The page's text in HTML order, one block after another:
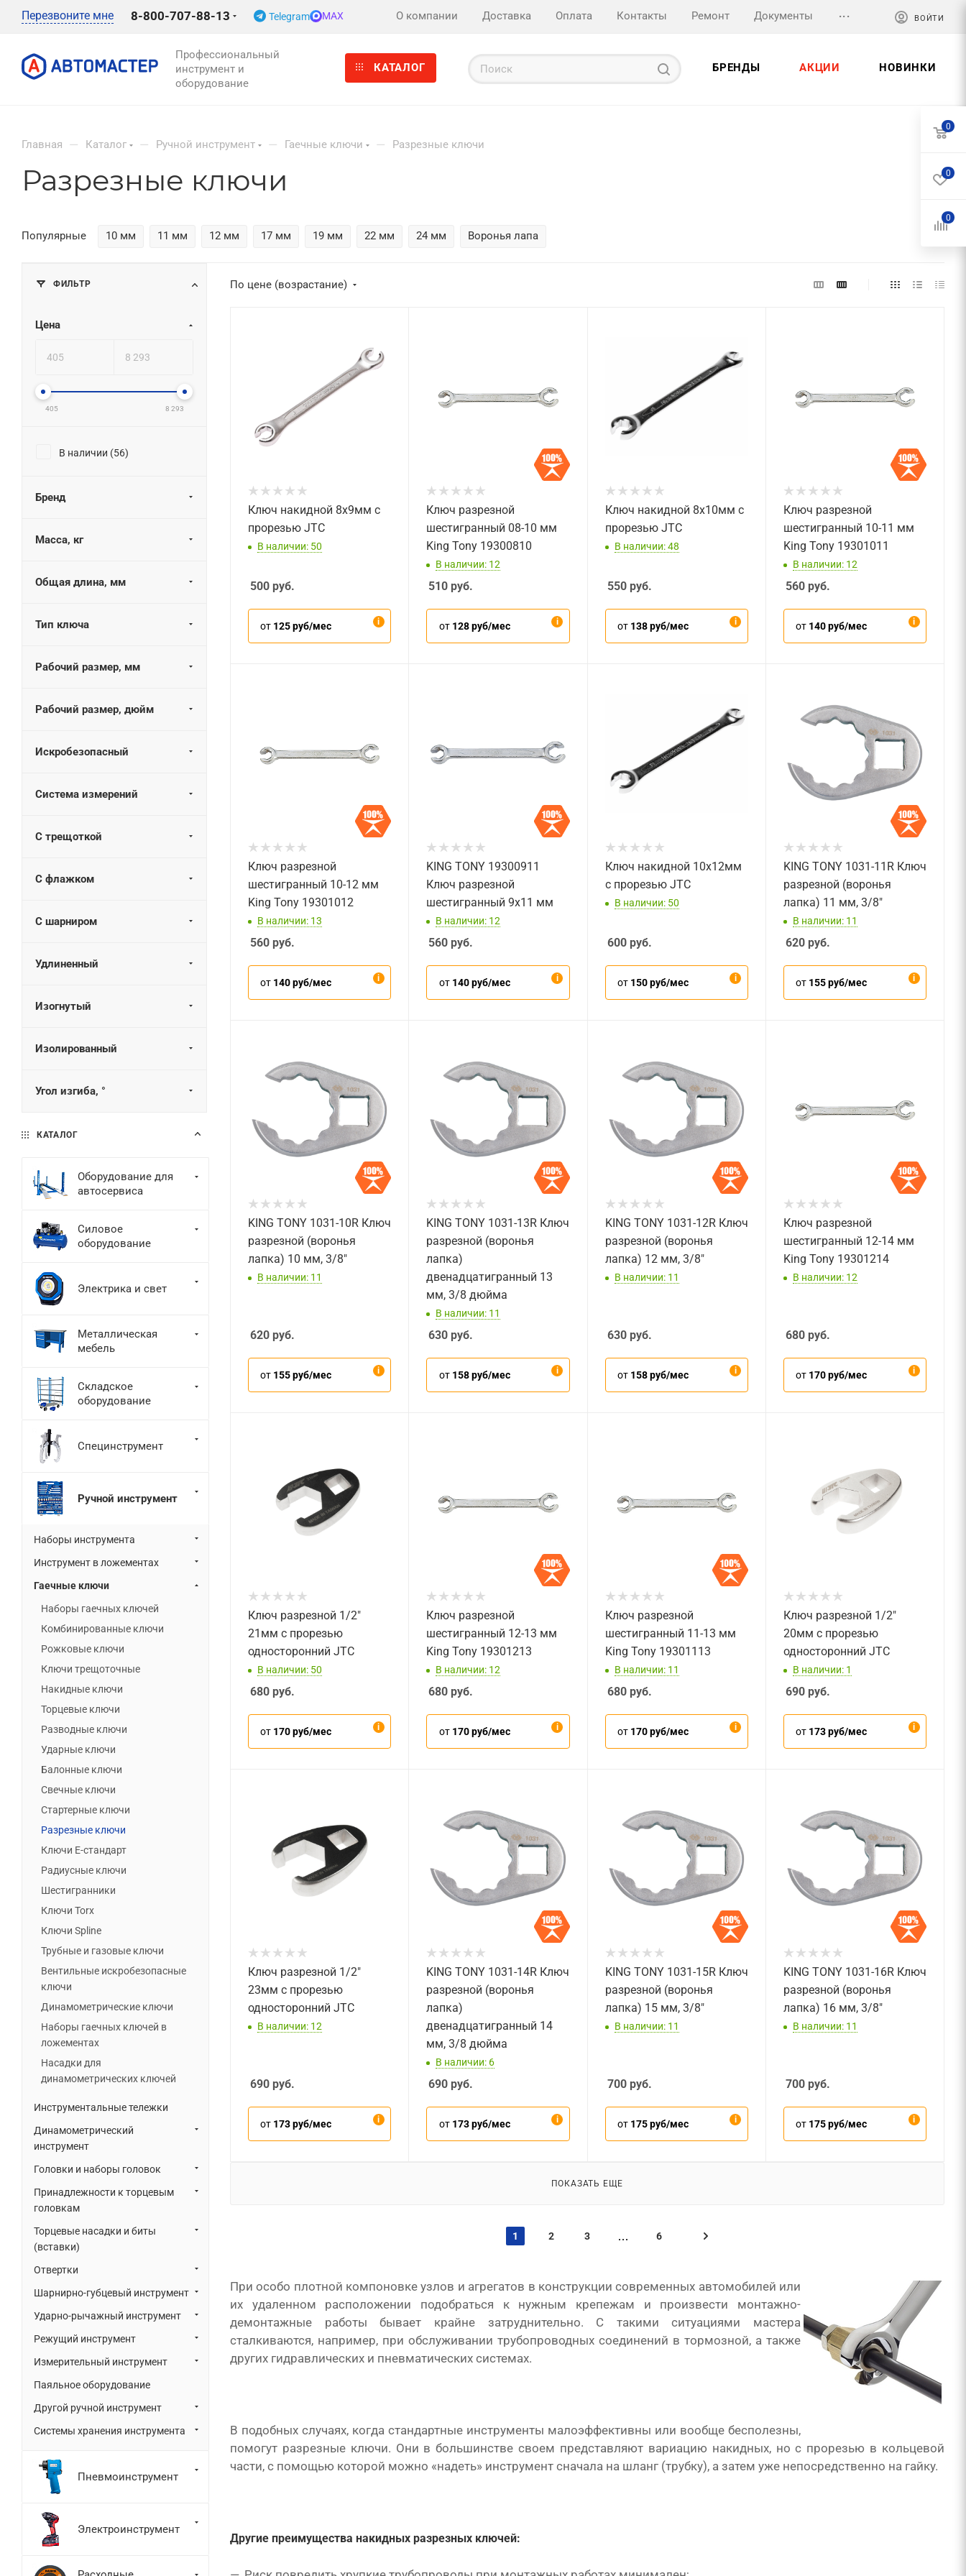
Перезвоните мне 8-800-707-88-13 Telegram MAX О компании Доставка Оплата Контакты Ремонт Документы ... ВОЙТИ
Профессиональный
инструмент и
оборудование
КАТАЛОГ БРЕНДЫ АКЦИИ НОВИНКИ
Главная — Каталог — Ручной инструмент — Гаечные ключи — Разрезные ключи
Разрезные ключи
Популярные 10 мм 11 мм 12 мм 17 мм 19 мм 22 мм 24 мм Воронья лапа
По цене (возрастание)
Ключ накидной 8х9мм с
прорезью JTC
В наличии: 50
500 руб.
от 125 руб/мес
Ключ разрезной
шестигранный 08-10 мм
King Tony 19300810
В наличии: 12
510 руб.
от 128 руб/мес
Ключ накидной 8х10мм с
прорезью JTC
В наличии: 48
550руб.
от 138 руб/мес
Ключ разрезной
шестигранный 10-11 мм
King Tony 19301011
В наличии: 12
560руб.
от 140 руб/мес
Ключ разрезной
шестигранный 10-12 мм
King Tony 19301012
В наличии: 13
560 руб.
от 140 руб/мес
KING TONY 19300911
Ключ разрезной
шестигранный 9x11 мм
В наличии: 12
560 руб.
от 140 руб/мес
Ключ накидной 10х12мм
с прорезью JTC
В наличии: 50
600руб.
от 150 руб/мес
KING TONY 1031-11R Ключ
разрезной (воронья
лапка) 11 мм, 3/8"
В наличии: 11
620руб.
от 155 руб/мес
KING TONY 1031-10R Ключ
разрезной (воронья
лапка) 10 мм, 3/8"
В наличии: 11
620 руб.
от 155 руб/мес
KING TONY 1031-13R Ключ
разрезной (воронья
лапка)
двенадцатигранный 13
мм, 3/8 дюйма
В наличии: 11
630 руб.
от 158 руб/мес
KING TONY 1031-12R Ключ
разрезной (воронья
лапка) 12 мм, 3/8"
В наличии: 11
630руб.
от 158 руб/мес
Ключ разрезной
шестигранный 12-14 мм
King Tony 19301214
В наличии: 12
680руб.
от 170 руб/мес
Ключ разрезной 1/2"
21мм с прорезью
односторонний JTC
В наличии: 50
680 руб.
от 170 руб/мес
Ключ разрезной
шестигранный 12-13 мм
King Tony 19301213
В наличии: 12
680 руб.
от 170 руб/мес
Ключ разрезной
шестигранный 11-13 мм
King Tony 19301113
В наличии: 11
680руб.
от 170 руб/мес
Ключ разрезной 1/2"
20мм с прорезью
односторонний JTC
В наличии: 1
690руб.
от 173 руб/мес
Ключ разрезной 1/2"
23мм с прорезью
односторонний JTC
В наличии: 12
690 руб.
от 173 руб/мес
KING TONY 1031-14R Ключ
разрезной (воронья
лапка)
двенадцатигранный 14
мм, 3/8 дюйма
В наличии: 6
690 руб.
от 173 руб/мес
KING TONY 1031-15R Ключ
разрезной (воронья
лапка) 15 мм, 3/8"
В наличии: 11
700руб.
от 175 руб/мес
KING TONY 1031-16R Ключ
разрезной (воронья
лапка) 16 мм, 3/8"
В наличии: 11
700руб.
от 175 руб/мес
ПОКАЗАТЬ ЕЩЕ
1 2 3 6
При особо плотной компоновке узлов и агрегатов в конструкции современных автомобилей или
их удаленном расположении подобраться к нужным крепежам и произвести монтажно-
демонтажные работы бывает крайне затруднительно. С такими ситуациями мастера
сталкиваются, например, при обслуживании трубопроводных соединений в тормозной, а также
других гидравлических и пневматических системах.
В подобных случаях, когда стандартные инструменты малоэффективны или вообще бесполезны,
помогут разрезные ключи. Они в большинстве своем представляют вариацию накидных, но с прорезью в кольцевой
части, с помощью которой можно «надеть» инструмент сначала на шланг (трубку), а затем уже непосредственно на гайку.
Другие преимущества накидных разрезных ключей:
КАТАЛОГ
Оборудование для
автосервиса
Силовое
оборудование
Электрика и свет
Металлическая
мебель
Складское
оборудование
Специнструмент
Ручной инструмент
Наборы инструмента
Инструмент в ложементах
Гаечные ключи
Наборы гаечных ключей
Комбинированные ключи
Рожковые ключи
Ключи трещоточные
Накидные ключи
Торцевые ключи
Разводные ключи
Ударные ключи
Балонные ключи
Свечные ключи
Стартерные ключи
Разрезные ключи
Ключи Е-стандарт
Радиусные ключи
Шестигранники
Ключи Torx
Ключи Spline
Трубные и газовые ключи
Вентильные искробезопасные
ключи
Динамометрические ключи
Наборы гаечных ключей в
ложементах
Насадки для
динамометрических ключей
Инструментальные тележки
Динамометрический
инструмент
Головки и наборы головок
Принадлежности к торцевым
головкам
Торцевые насадки и биты
(вставки)
Отвертки
Шарнирно-губцевый инструмент
Ударно-рычажный инструмент
Режущий инструмент
Измерительный инструмент
Паяльное оборудование
Другой ручной инструмент
Системы хранения инструмента
Пневмоинструмент
Электроинструмент
ФИЛЬТР
Цена
405 8 293
В наличии (56)
Бренд
Масса, кг
Общая длина, мм
Тип ключа
Рабочий размер, мм
Рабочий размер, дюйм
Искробезопасный
Система измерений
С трещоткой
С флажком
С шарниром
Удлиненный
Изогнутый
Изолированный
Угол изгиба, °
0
0
0